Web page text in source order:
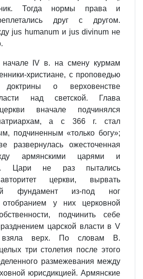
Тогда нормы права и
друг с другом.
jus humanum и jus divinum не
IV в. на смену курмам
с проповедью
доктрины о верховенстве
над светской. Глава
вначале подчинялся
а с 366 г. стал
подчиненным «только богу»;
развернулась ожесточенная
армянскими царями и
Цари не раз пытались
церкви, вырвать
фундамент из‑под ног
отобранием у них церковной
подчинить себе
царской власти в V
взяла верх. По словам В.
три столетия после этого
размежевания между
юрисдикцией. Армянские